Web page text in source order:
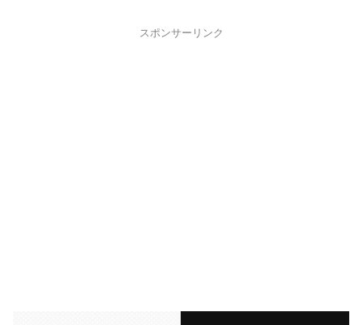
スポンサーリンク